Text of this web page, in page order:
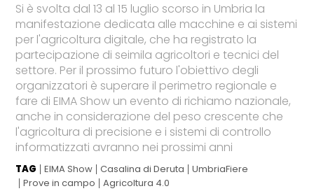
Si è svolta dal 13 al 15 luglio scorso in Umbria la
manifestazione dedicata alle macchine e ai sistemi
per l'agricoltura digitale, che ha registrato la
partecipazione di seimila agricoltori e tecnici del
settore. Per il prossimo futuro l'obiettivo degli
organizzatori è superare il perimetro regionale e
fare di EIMA Show un evento di richiamo nazionale,
anche in considerazione del peso crescente che
l'agricoltura di precisione e i sistemi di controllo
informatizzati avranno nei prossimi anni
TAG EIMA Show Casalina di Deruta
UmbriaFiere
Prove in campo
Agricoltura 4.0